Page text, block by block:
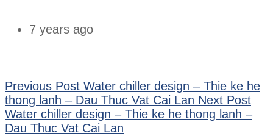
7 years ago
Previous Post Water chiller design – Thie ke he
thong lanh – Dau Thuc Vat Cai Lan Next Post
Water chiller design – Thie ke he thong lanh –
Dau Thuc Vat Cai Lan